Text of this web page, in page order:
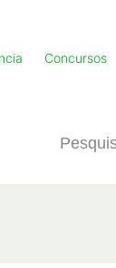
Concursos